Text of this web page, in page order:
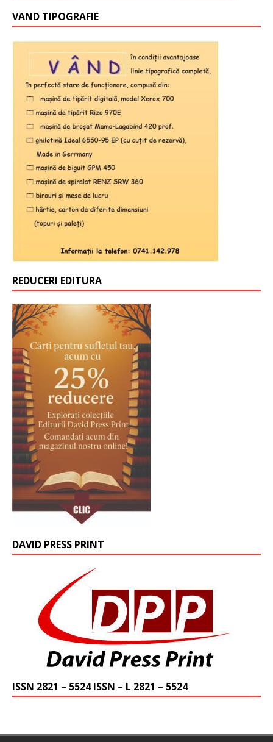
VAND TIPOGRAFIE
REDUCERI EDITURA
DAVID PRESS PRINT
ISSN 2821 – 5524 ISSN – L 2821 – 5524